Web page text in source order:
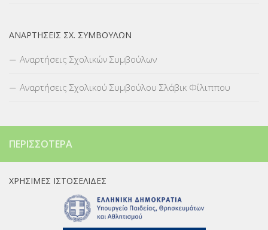
ΑΝΑΡΤΉΣΕΙΣ ΣΧ. ΣΥΜΒΟΎΛΩΝ
Αναρτήσεις Σχολικών Συμβούλων
Αναρτήσεις Σχολικού Συμβούλου Σλάβικ Φίλιππου
ΠΕΡΙΣΣΌΤΕΡΑ
ΧΡΉΣΙΜΕΣ ΙΣΤΟΣΕΛΊΔΕΣ